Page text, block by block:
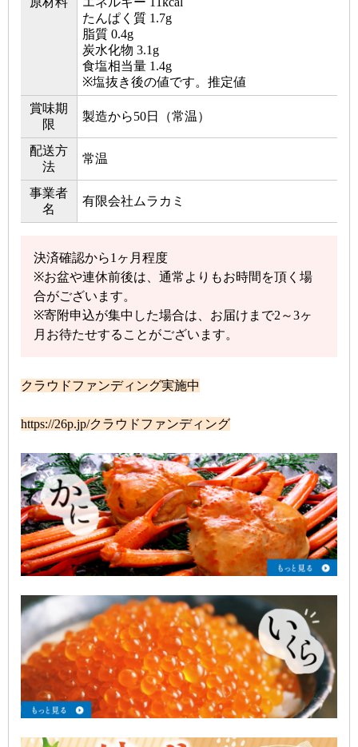
たんぱく質 1.7g
脂質 0.4g
炭水化物 3.1g
食塩相当量 1.4g
※塩抜き後の値です。推定値
賞味期
限
製造から50日（常温）
配送方
法
常温
事業者
名
有限会社ムラカミ
決済確認から1ヶ月程度
※お盆や連休前後は、通常よりもお時間を頂く場
合がございます。
※寄附申込が集中した場合は、お届けまで2～3ヶ
月お待たせすることがございます。
クラウドファンディング実施中
https://26p.jp/クラウドファンディング